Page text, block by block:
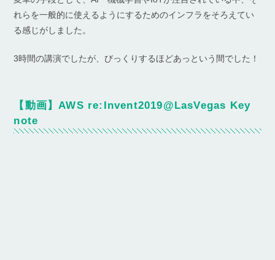
れらを一般的に使えるようにするためのインフラをそろえてい
る感じがしました。
3時間の講演でしたが、びっくりするほどあっという間でした！
【動画】AWS re:Invent2019@LasVegas Key
note